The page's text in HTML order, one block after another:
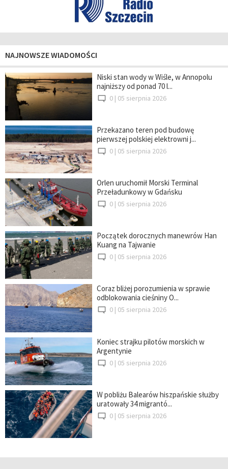
NAJNOWSZE WIADOMOŚCI
Niski stan wody w Wiśle, w Annopolu
najniższy od ponad 70 l...
0 | 05 sierpnia 2026
Przekazano teren pod budowę
pierwszej polskiej elektrowni j...
0 | 05 sierpnia 2026
Orlen uruchomił Morski Terminal
Przeładunkowy w Gdańsku
0 | 05 sierpnia 2026
Początek dorocznych manewrów Han
Kuang na Tajwanie
0 | 05 sierpnia 2026
Coraz bliżej porozumienia w sprawie
odblokowania cieśniny O...
0 | 05 sierpnia 2026
Koniec strajku pilotów morskich w
Argentynie
0 | 05 sierpnia 2026
W pobliżu Balearów hiszpańskie służby
uratowały 34 migrantó...
0 | 05 sierpnia 2026